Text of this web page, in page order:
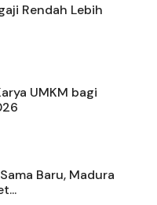
Rendah Lebih
UMKM bagi
Baru, Madura